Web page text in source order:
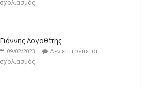
σχολιασμός
Γιάννης Λογοθέτης
09/02/2023
Δεν επιτρέπεται
σχολιασμός